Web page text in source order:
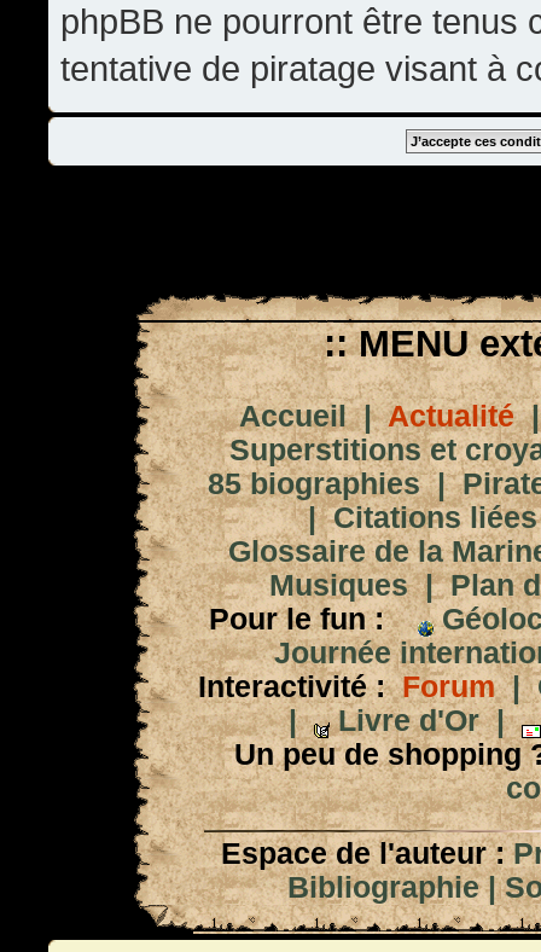
phpBB ne pourront être tenus
tentative de piratage visant à
:: MENU
Accueil|Actualité
Superstitions et
85 biographies|
|Citations
Glossaire de la
Musiques|Plan
Pour le fun :
Journée
Interactivité : Forum|
|
Livre d'Or|
Un peu de shopping
Espace de l'auteur :
Bibliographie|